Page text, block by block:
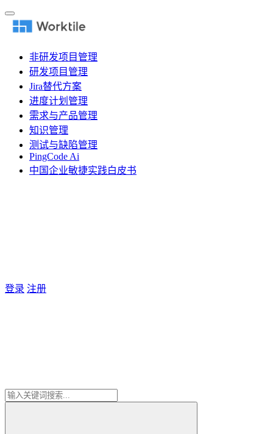
非研发项目管理
研发项目管理
Jira替代方案
进度计划管理
需求与产品管理
知识管理
测试与缺陷管理
PingCode Ai
中国企业敏捷实践白皮书
登录 注册